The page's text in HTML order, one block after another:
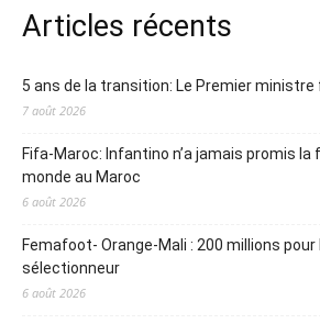
Articles récents
5 ans de la transition: Le Premier
7 août 2026
Fifa-Maroc: Infantino n’a jamais promis la
monde au Maroc
6 août 2026
Femafoot- Orange-Mali : 200 millions
sélectionneur
6 août 2026